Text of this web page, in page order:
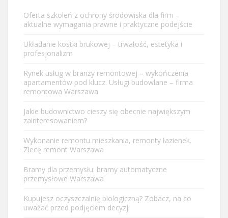
Oferta szkoleń z ochrony środowiska dla firm –
aktualne wymagania prawne i praktyczne podejście
Układanie kostki brukowej – trwałość, estetyka i
profesjonalizm
Rynek usług w branży remontowej – wykończenia
apartamentów pod klucz. Usługi budowlane – firma
remontowa Warszawa
Jakie budownictwo cieszy się obecnie największym
zainteresowaniem?
Wykonanie remontu mieszkania, remonty łazienek.
Zlecę remont Warszawa
Bramy dla przemysłu: bramy automatyczne
przemysłowe Warszawa
Kupujesz oczyszczalnię biologiczną? Zobacz, na co
uważać przed podjęciem decyzji